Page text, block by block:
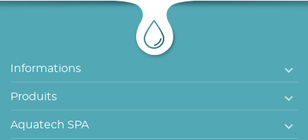
Informations 
Produits 
Aquatech SPA 